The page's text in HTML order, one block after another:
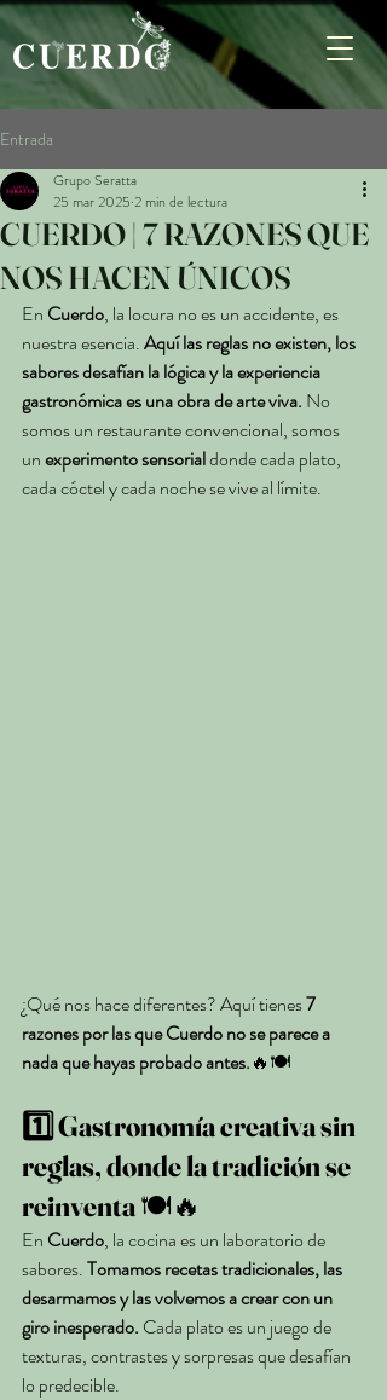
Entrada
CUERDO | 7 RAZONES QUE
NOS HACEN ÚNICOS
Grupo Seratta
25 mar 2025 2 min de lectura
En Cuerdo, la locura no es un accidente, es
nuestra esencia. Aquí las reglas no existen, los
sabores desafían la lógica y la experiencia
gastronómica es una obra de arte viva. No
somos un restaurante convencional, somos
un experimento sensorial donde cada plato,
cada cóctel y cada noche se vive al límite.
¿Qué nos hace diferentes? Aquí tienes 7
razones por las que Cuerdo no se parece a
nada que hayas probado antes.🔥🍽️
1️⃣ Gastronomía creativa sin
reglas, donde la tradición se
reinventa 🍽️🔥
En Cuerdo, la cocina es un laboratorio de
sabores. Tomamos recetas tradicionales, las
desarmamos y las volvemos a crear con un
giro inesperado. Cada plato es un juego de
texturas, contrastes y sorpresas que desafían
lo predecible.